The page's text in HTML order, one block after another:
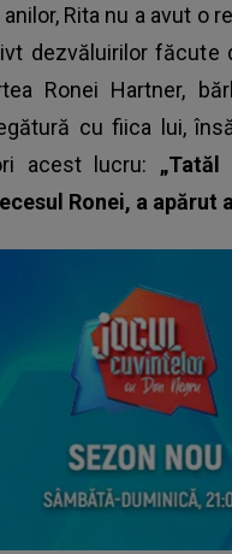
Rita nu a avut o
dezvăluirilor făcute
Ronei Hartner,
cu fiica lui,
acest lucru:
Ronei, a apărut